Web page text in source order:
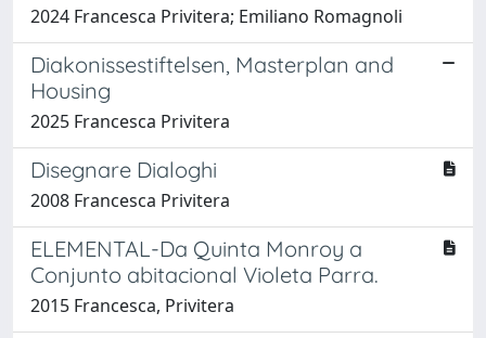
2024 Francesca Privitera; Emiliano Romagnoli
Diakonissestiftelsen, Masterplan and
Housing
2025 Francesca Privitera
Disegnare Dialoghi
2008 Francesca Privitera
ELEMENTAL-Da Quinta Monroy a
Conjunto abitacional Violeta Parra.
2015 Francesca, Privitera